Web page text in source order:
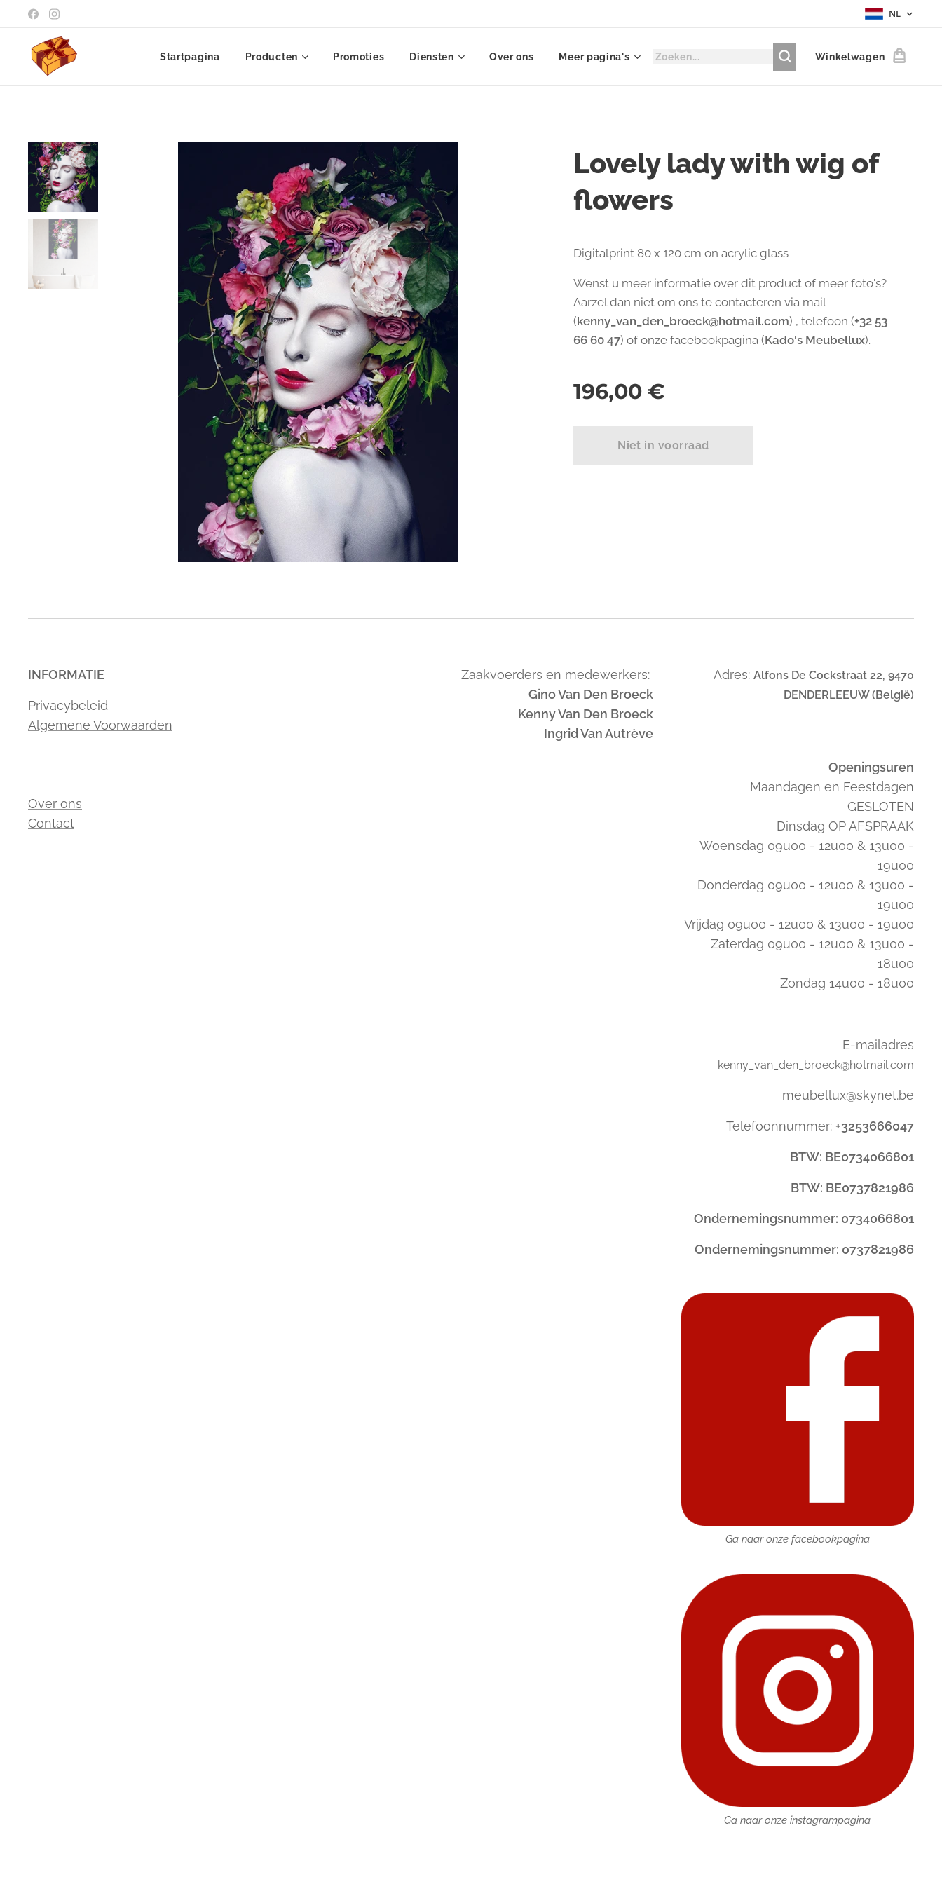
NL
Startpagina Producten Promoties Diensten Over ons Meer pagina's Winkelwagen
Lovely lady with wig of
flowers
Digitalprint 80 x 120 cm on acrylic glass
Wenst u meer informatie over dit product of meer foto's?
Aarzel dan niet om ons te contacteren via mail
(kenny_van_den_broeck@hotmail.com) , telefoon (+32 53
66 60 47) of onze facebookpagina (Kado's Meubellux).
196,00 €
Niet in voorraad
INFORMATIE
Privacybeleid
Algemene Voorwaarden
Over ons
Contact
Zaakvoerders en medewerkers:
Gino Van Den Broeck
Kenny Van Den Broeck
Ingrid Van Autrève
Adres: Alfons De Cockstraat 22, 9470
DENDERLEEUW (België)
Openingsuren
Maandagen en Feestdagen
GESLOTEN
Dinsdag OP AFSPRAAK
Woensdag 09u00 - 12u00 & 13u00 -
19u00
Donderdag 09u00 - 12u00 & 13u00 -
19u00
Vrijdag 09u00 - 12u00 & 13u00 - 19u00
Zaterdag 09u00 - 12u00 & 13u00 -
18u00
Zondag 14u00 - 18u00
E-mailadres
kenny_van_den_broeck@hotmail.com
meubellux@skynet.be
Telefoonnummer: +3253666047
BTW: BE0734066801
BTW: BE0737821986
Ondernemingsnummer: 0734066801
Ondernemingsnummer: 0737821986
Ga naar onze facebookpagina
Ga naar onze instagrampagina